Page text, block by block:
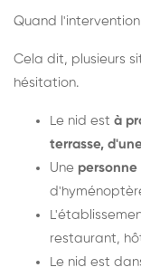
Quand
Cela dit, plusieurs
hésitation.
Le nid est à
terrasse,
Une
restaurant,
Le nid est